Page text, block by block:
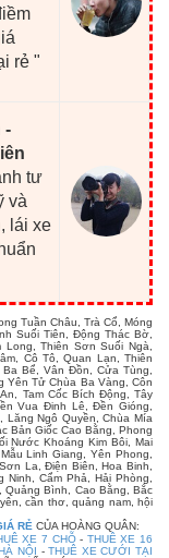
rẻ "
-
tư
và
lái xe
Tuần Châu, Trà Cổ, Móng
Suối Tiên, Động Thác Bờ,
Thiên Sơn Suối Ngà,
Cô Tô, Quan Lạn, Thiên
Bể, Vân Đồn, Cửa Tùng,
Yên Tử Chùa Ba Vàng, Côn
Tam Cốc Bích Động, Tây
Vua Đinh Lê, Đền Gióng,
Ngô Quyền, Chùa Mía
Bản Giốc Cao Bằng, Phong
Nước Khoáng Kim Bôi, Mai
Linh Giang, Yên Phong,
La, Điện Biên, Hoa Binh,
Cẩm Phả, Hải Phòng,
Quảng Bình, Cao Bằng, Bắc
cần thơ, quảng nam, hội
RẺ CỦA HOÀNG QUÂN:
XE 7 CHỖ- THUÊ XE 16
NỘI -THUÊ XE CƯỚI TẠI